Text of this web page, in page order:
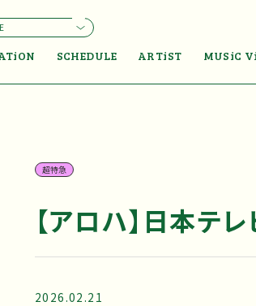
SCHEDULE ARTiST MUSiC
超特急
【アロハ】日本テ
2026.02.21